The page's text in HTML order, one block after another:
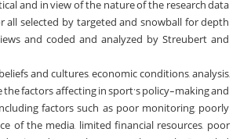
and in view of the nature of the research data
selected by targeted and snowball for depth
and coded and analyzed by Streubert and
and cultures, economic conditions, analysis,
factors affecting in sport’s policy-making and
factors such as poor monitoring, poorly
of the media, limited financial resources, poor